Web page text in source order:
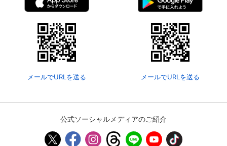
メールでURLを送る メールでURLを送る
公式ソーシャルメディアのご紹介